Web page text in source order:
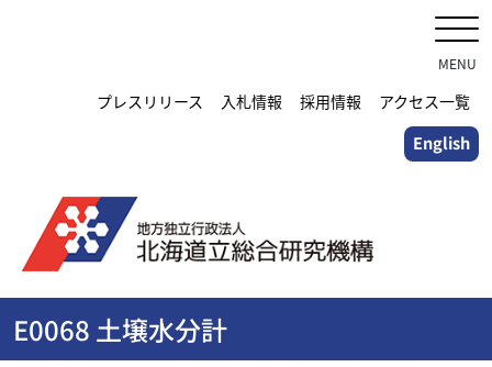
ッ
プ
プレスリリース 入札情報 採用情報 アクセス一覧
English
MENU
E0068 土壌水分計